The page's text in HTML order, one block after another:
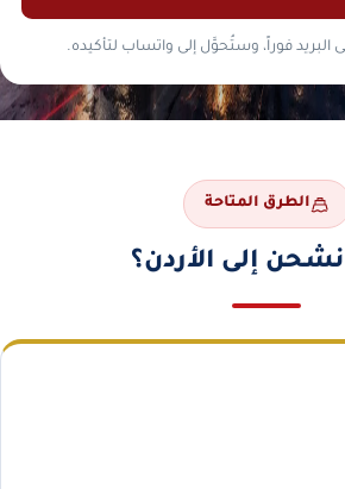
البريد فوراً، وستُحوَّل إلى واتساب لتأكيده.
الطرق المتاحة
إلى الأردن؟